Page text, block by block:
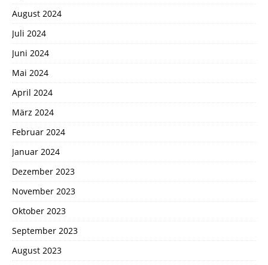
August 2024
Juli 2024
Juni 2024
Mai 2024
April 2024
März 2024
Februar 2024
Januar 2024
Dezember 2023
November 2023
Oktober 2023
September 2023
August 2023